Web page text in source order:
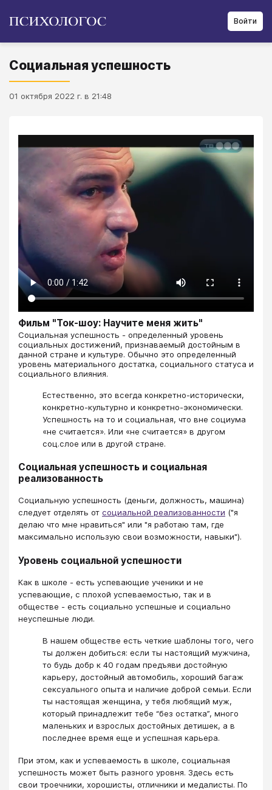
Войти
Социальная успешность
01 октября 2022 г. в 21:48
Фильм "Ток-шоу: Научите меня жить"
​​​​​​​Социальная успешность - определенный уровень
социальных достижений, признаваемый достойным в
данной стране и культуре. Обычно это определенный
уровень материального достатка, социального статуса и
социального влияния.
Естественно, это всегда конкретно-исторически,
конкретно-культурно и конкретно-экономически.
Успешность на то и социальная, что вне социума
«не считается». Или «не считается» в другом
соц.слое или в другой стране.
Социальная успешность и социальная
реализованность
Социальную успешность (деньги, должность, машина)
следует отделять от социальной реализованности ("я
делаю что мне нравиться" или "я работаю там, где
максимально использую свои возможности, навыки").
Уровень социальной успешности
Как в школе - есть успевающие ученики и не
успевающие, с плохой успеваемостью, так и в
обществе - есть социально успешные и социально
неуспешные люди.
В нашем обществе есть четкие шаблоны того, чего
ты должен добиться: если ты настоящий мужчина,
то будь добр к 40 годам предъяви достойную
карьеру, достойный автомобиль, хороший багаж
сексуального опыта и наличие доброй семьи. Если
ты настоящая женщина, у тебя любящий муж,
который принадлежит тебе “без остатка”, много
маленьких и взрослых достойных детишек, а в
последнее время еще и успешная карьера.
При этом, как и успеваемость в школе, социальная
успешность может быть разного уровня. Здесь есть
свои троечники, хорошисты, отличники и медалисты. По